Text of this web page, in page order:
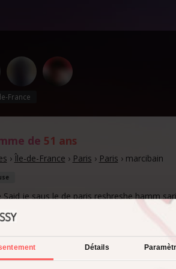
Détails
France
de 51 ans
› Île-de-France › Paris › Paris › marcibain
je saus le de paris reshreshe hamm
m'appelle Saeed, je recherche une relation
de 50 à 60 ans Je m'appelle Saeed, je
sérieuse avec une femme de 50 à 60 ans